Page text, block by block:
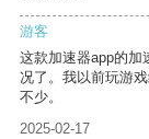
游客
这款加速器app的加
况了。我以前玩游
不少。
2025-02-17